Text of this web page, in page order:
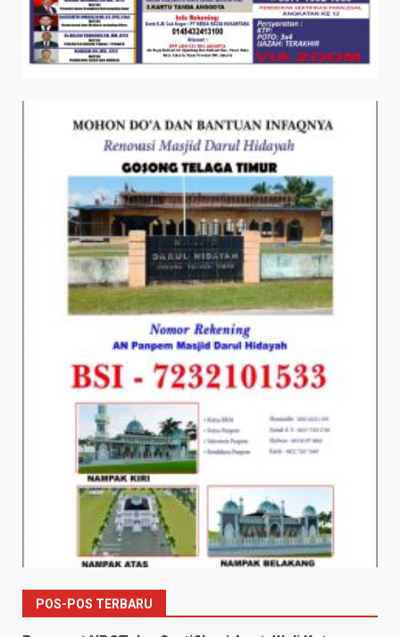
POS-POS TERBARU